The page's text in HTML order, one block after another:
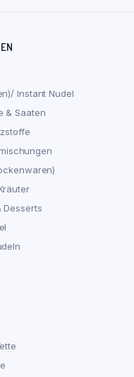
Instant Nudel
& Saaten
Desserts